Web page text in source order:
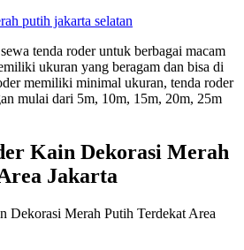
putih jakarta selatan
tenda roder untuk berbagai macam
ukuran yang beragam dan bisa di
memiliki minimal ukuran, tenda roder
mulai dari 5m, 10m, 15m, 20m, 25m
Kain Dekorasi Merah
Jakarta